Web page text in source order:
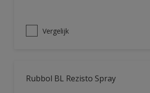
Vergelijk
Rubbol BL Rezisto Spray